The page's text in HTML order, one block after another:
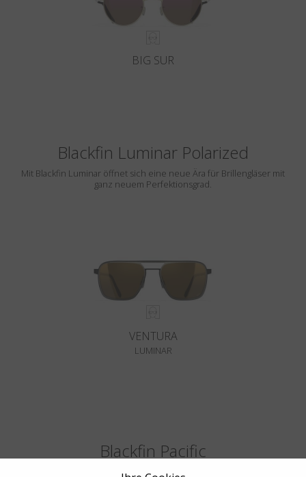
BIG SUR
Blackfin Luminar Polarized
Mit Blackfin Luminar öffnet sich eine neue Ära für Brillengläser mit
ganz neuem Perfektionsgrad.
VENTURA
LUMINAR
Blackfin Pacific
Aus einem massiven Titanblock. Die Klassiker, Neu erfunden.